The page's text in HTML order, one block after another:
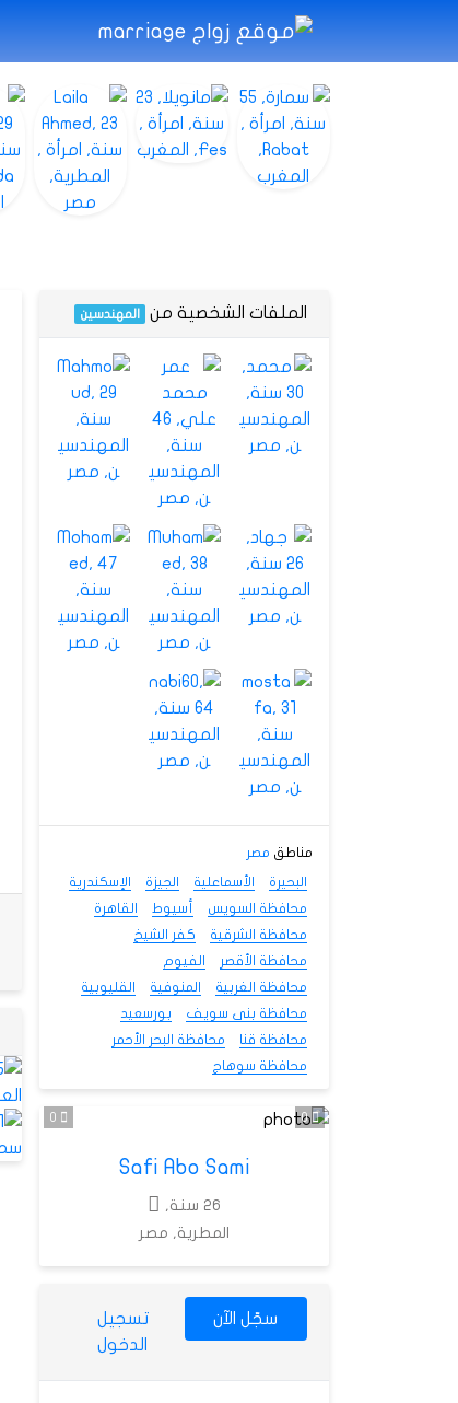
الملفات الشخصية من المهندسين
مناطق مصر
البحيرة
الأسماعلية الجيزة
الإسكندرية
محافظة السويس
أسيوط
القاهرة
محافظة الشرقية
كفر الشيخ
محافظة الأقصر
الفيوم
محافظة الغربية
المنوفية
القليوبية
محافظة بنى سويف
بورسعيد
محافظة قنا
محافظة البحر الأحمر
محافظة سوهاج
0
Safi Abo Sami
26 سنة,
المطرية, مصر
سجّل الآن
تسجيل
الدخول